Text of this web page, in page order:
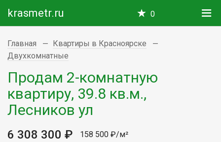
krasmetr.ru 0
Главная
Квартиры в Красноярске
Двухкомнатные
Продам 2-комнатную
квартиру, 39.8 кв.м.,
Лесников ул
6 308 300 ₽
158 500 ₽/м²